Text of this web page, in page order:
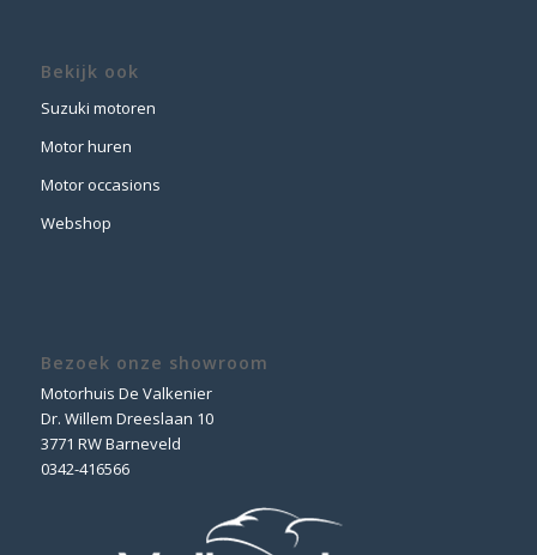
Bekijk ook
Suzuki motoren
Motor huren
Motor occasions
Webshop
Bezoek onze showroom
Motorhuis De Valkenier
Dr. Willem Dreeslaan 10
3771 RW Barneveld
0342-416566